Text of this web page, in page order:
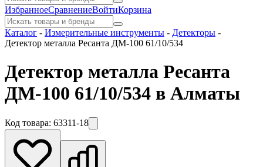
ИзбранноеСравнениеВойтиКорзина
Каталог - Измерительные инструменты - Детекторы -
Детектор металла Ресанта ДМ-100 61/10/534
Детектор металла Ресанта
ДМ-100 61/10/534 в Алматы
Код товара: 63311-18